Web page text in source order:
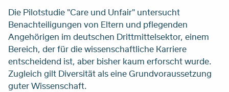
Die Pilotstudie "Care und Unfair" untersucht
Benachteiligungen von Eltern und pflegenden
Angehörigen im deutschen Drittmittelsektor, einem
Bereich, der für die wissenschaftliche Karriere
entscheidend ist, aber bisher kaum erforscht wurde.
Zugleich gilt Diversität als eine Grundvoraussetzung
guter Wissenschaft.